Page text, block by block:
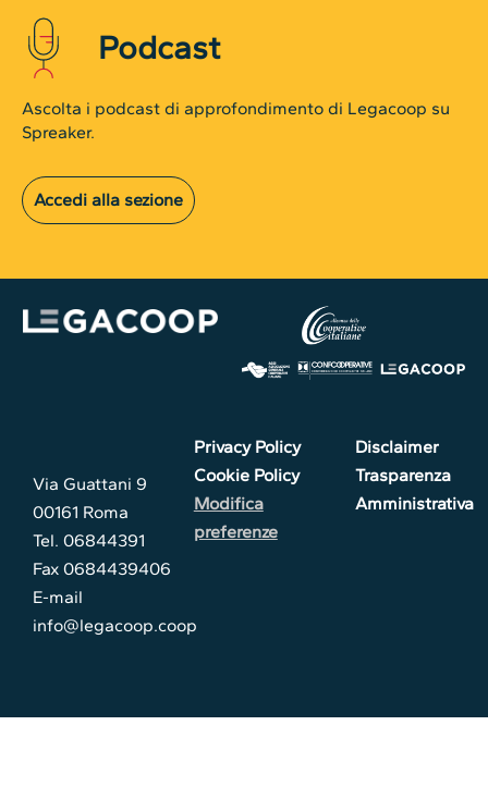
Podcast
Ascolta i podcast di approfondimento di Legacoop su
Spreaker.
Accedi alla sezione
Via Guattani 9
00161 Roma
Tel. 06844391
Fax 0684439406
E-mail
info@legacoop.coop
Privacy Policy
Cookie Policy
Modifica
preferenze
Disclaimer
Trasparenza
Amministrativa